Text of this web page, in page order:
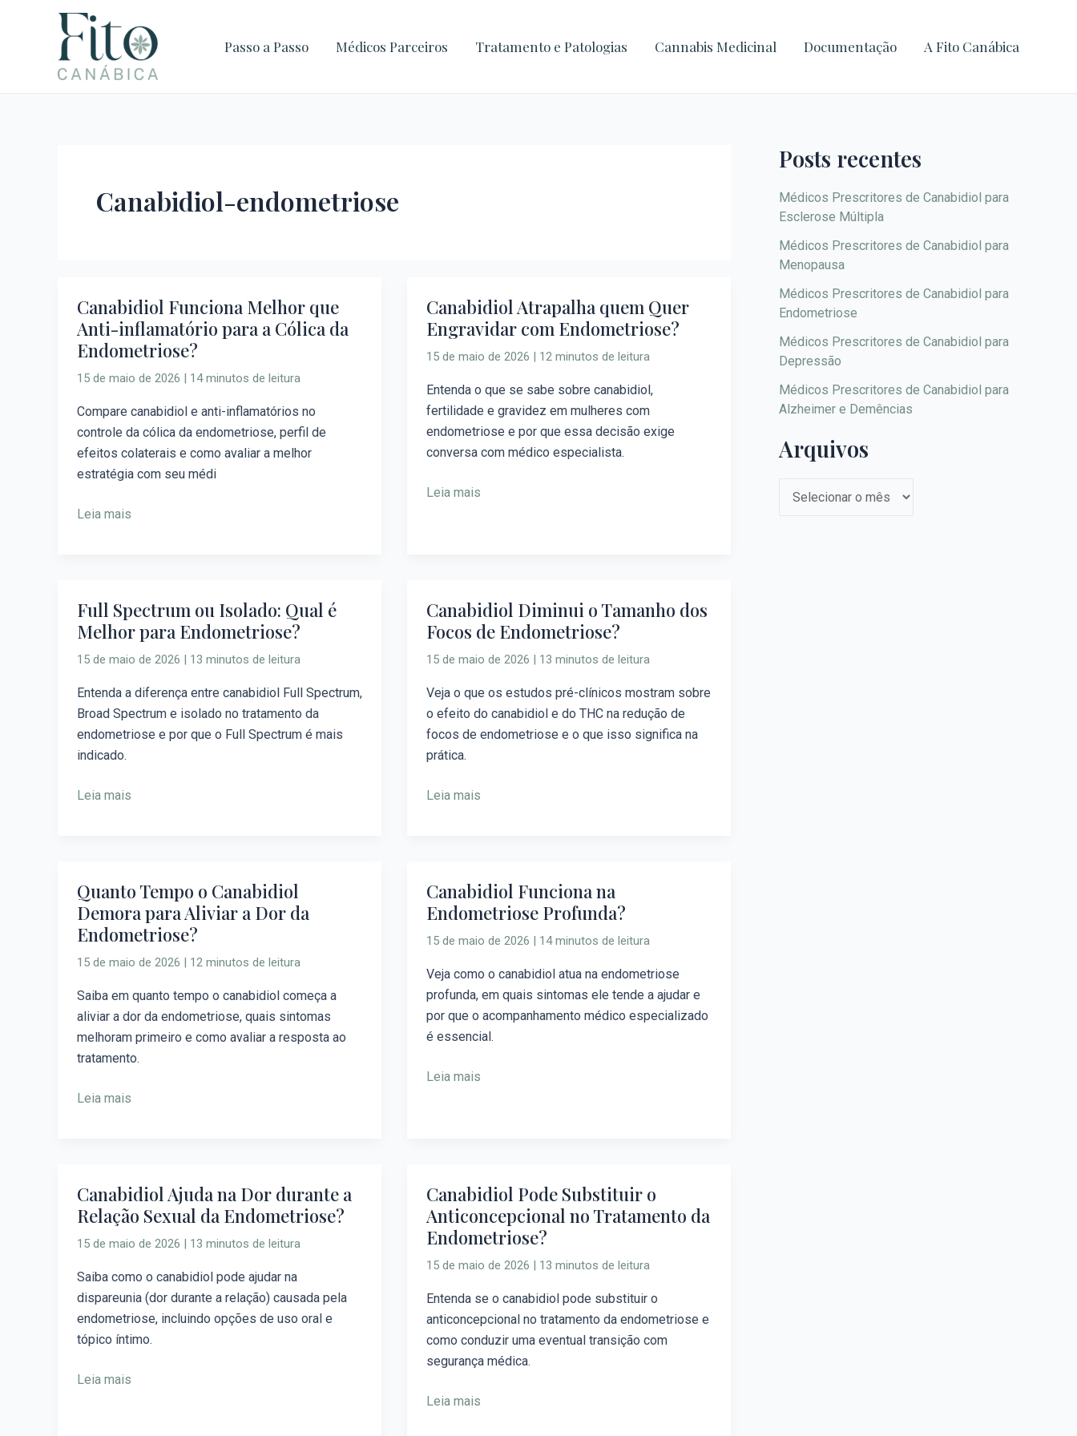
Passo a Passo Médicos Parceiros Tratamento e Patologias Cannabis Medicinal Documentação A Fito Canábica
Canabidiol-endometriose
Canabidiol Funciona Melhor que
Anti-inflamatório para a Cólica da
Endometriose?
15 de maio de 2026 14 minutos de leitura
Compare canabidiol e anti-inflamatórios no
controle da cólica da endometriose, perfil de
efeitos colaterais e como avaliar a melhor
estratégia com seu médi
Canabidiol
Funciona
Melhor
inflamatório
para
a
Cólica
Endometriose?
Leia mais
Canabidiol Atrapalha quem Quer
Engravidar com Endometriose?
15 de maio de 2026 12 minutos de leitura
Entenda o que se sabe sobre canabidiol,
fertilidade e gravidez em mulheres com
endometriose e por que essa decisão exige
conversa com médico especialista.
Canabidiol
Atrapalha
Engravidar
com
Endometriose?
Leia mais
Full Spectrum ou Isolado: Qual é
Melhor para Endometriose?
15 de maio de 2026 | 13 minutos de leitura
Entenda a diferença entre canabidiol Full Spectrum,
Broad Spectrum e isolado no tratamento da
endometriose e por que o Full Spectrum é mais
indicado.
Full
Spectrum
Qual
é
Melhor
para
Leia mais
Canabidiol Diminui o Tamanho dos
Focos de Endometriose?
15 de maio de 2026 | 13 minutos de leitura
Veja o que os estudos pré-clínicos mostram sobre
o efeito do canabidiol e do THC na redução de
focos de endometriose e o que isso significa na
prática.
Canabidiol
Diminui
dos
Focos
de
Endometriose?
Leia mais
Quanto Tempo o Canabidiol
Demora para Aliviar a Dor da
Endometriose?
15 de maio de 2026 | 12 minutos de leitura
Saiba em quanto tempo o canabidiol começa a
aliviar a dor da endometriose, quais sintomas
melhoram primeiro e como avaliar a resposta ao
tratamento.
Quanto
Tempo
o
para
Aliviar
a
Dor
Endometriose?
Leia mais
Canabidiol Funciona na
Endometriose Profunda?
15 de maio de 2026 | 14 minutos de leitura
Veja como o canabidiol atua na endometriose
profunda, em quais sintomas ele tende a ajudar e
por que o acompanhamento médico especializado
é essencial.
Canabidiol
Funciona
Profunda?
Leia mais
Canabidiol Ajuda na Dor durante a
Relação Sexual da Endometriose?
15 de maio de 2026 | 13 minutos de leitura
Saiba como o canabidiol pode ajudar na
dispareunia (dor durante a relação) causada pela
endometriose, incluindo opções de uso oral e
tópico íntimo.
Canabidiol
Ajuda
durante
a
Relação
Sexual
Endometriose?
Leia mais
Canabidiol Pode Substituir o
Anticoncepcional no Tratamento da
Endometriose?
15 de maio de 2026 | 13 minutos de leitura
Entenda se o canabidiol pode substituir o
anticoncepcional no tratamento da endometriose e
como conduzir uma eventual transição com
segurança médica.
Canabidiol
Pode
Substituir
no
Tratamento
da
Endometriose?
Leia mais
Post
pagination
Posts recentes
Médicos Prescritores de Canabidiol para
Esclerose Múltipla
Médicos Prescritores de Canabidiol para
Menopausa
Médicos Prescritores de Canabidiol para
Endometriose
Médicos Prescritores de Canabidiol para
Depressão
Médicos Prescritores de Canabidiol para
Alzheimer e Demências
Arquivos
o
s